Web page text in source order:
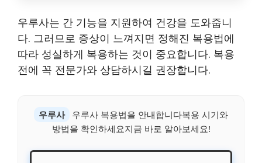
우루사는 간 기능을 지원하여 건강을 도와줍니
다. 그러므로 증상이 느껴지면 정해진 복용법에
따라 성실하게 복용하는 것이 중요합니다. 복용
전에 꼭 전문가와 상담하시길 권장합니다.
우루사
우루사 복용법을 안내합니다복용 시기와
방법을 확인하세요지금 바로 알아보세요!